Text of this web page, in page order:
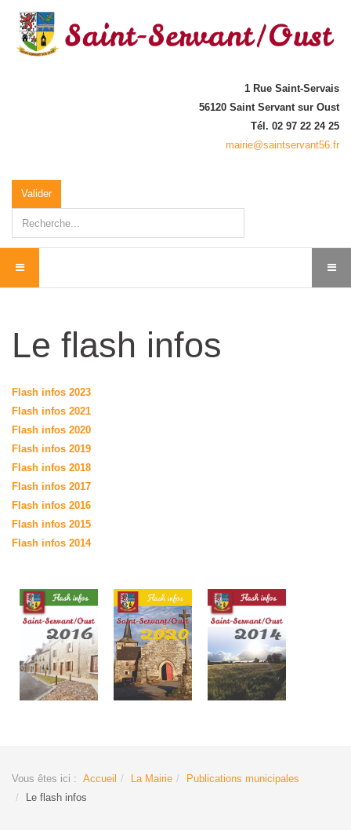
1 Rue Saint-Servais
56120 Saint Servant sur Oust
Tél. 02 97 22 24 25
mairie@saintservant56.fr
Valider
Le flash infos
Flash infos 2023
Flash infos 2021
Flash infos 2020
Flash infos 2019
Flash infos 2018
Flash infos 2017
Flash infos 2016
Flash infos 2015
Flash infos 2014
Vous êtes ici : Accueil La Mairie
Publications municipales
Le flash infos